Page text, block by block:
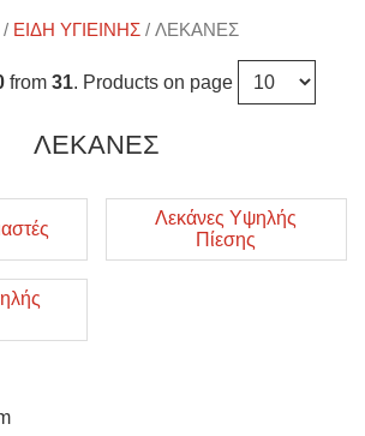
/ ΕΊΔΗ ΥΓΙΕΙΝΉΣ / ΛΕΚΆΝΕΣ
from 31. Products on page
ΛΕΚΆΝΕΣ
Λεκάνες Υψηλής
Πίεσης